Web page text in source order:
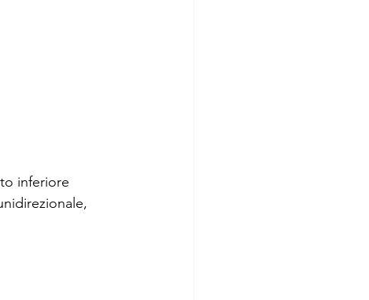
inferiore